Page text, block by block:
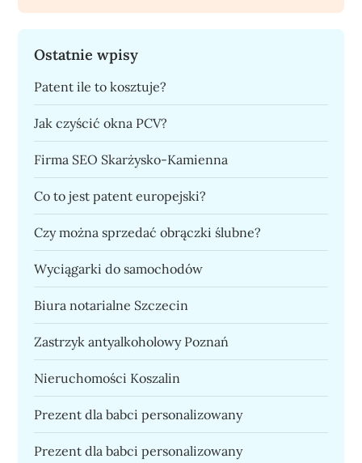
Ostatnie wpisy
Patent ile to kosztuje?
Jak czyścić okna PCV?
Firma SEO Skarżysko-Kamienna
Co to jest patent europejski?
Czy można sprzedać obrączki ślubne?
Wyciągarki do samochodów
Biura notarialne Szczecin
Zastrzyk antyalkoholowy Poznań
Nieruchomości Koszalin
Prezent dla babci personalizowany
Prezent dla babci personalizowany